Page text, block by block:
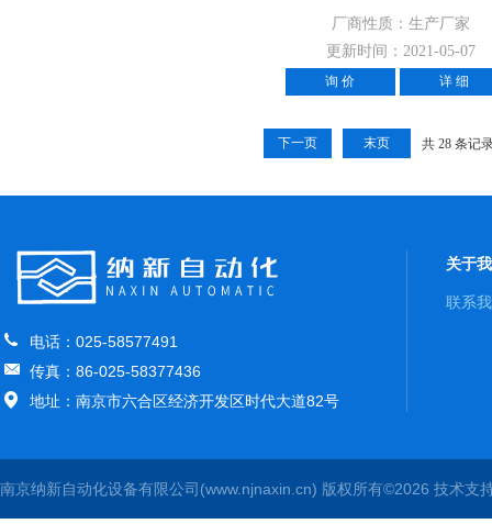
厂商性质：生产厂家
更新时间：2021-05-07
询 价 详 细
共 28 条记
下一页 末页
电话：025-58577491
传真：86-025-58377436
地址：南京市六合区经济开发区时代大道82号
关于
联系
南京纳新自动化设备有限公司(www.njnaxin.cn) 版权所有©2026 技术支